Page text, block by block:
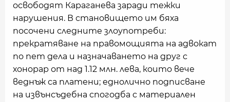
освободят Караганева заради тежки
нарушения. В становището им бяха
посочени следните злоупотреби:
прекратяване на правомощията на адвокат
по пет дела и назначаването на друг с
хонорар от над 1.12 млн. лева, които вече
веднъж са платени; еднолично подписване
на извънсъдебна спогодба с материален